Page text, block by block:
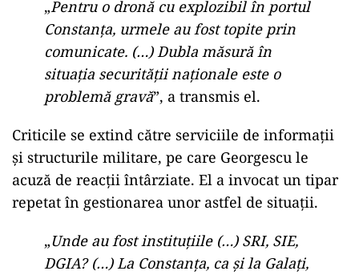
„Pentru o dronă cu explozibil în portul
Constanța, urmele au fost topite prin
comunicate. (…) Dubla măsură în
situația securității naționale este o
problemă gravă”, a transmis el.
Criticile se extind către serviciile de informații
și structurile militare, pe care Georgescu le
acuză de reacții întârziate. El a invocat un tipar
repetat în gestionarea unor astfel de situații.
„Unde au fost instituțiile (…) SRI, SIE,
DGIA? (…) La Constanța, ca și la Galați,